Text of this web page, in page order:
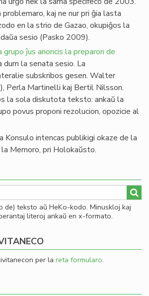
kaj ne nur pri ĝia lasta
en la strio de Gazao, okupiĝos la
sesio (Pasko 2009).
grupo ĵus anoncis la preparon de
dum la senata sesio. La
subskribos gesen. Walter
Perla Martinelli kaj Bertil Nilsson.
la sola diskutota teksto: ankaŭ la
povus proponi rezolucion, opozicie al
Konsulo intencas publikigi okaze de la
Memoro, pri Holokaŭsto.
de) teksto aŭ HeKo-kodo. Minuskloj kaj
literoj ankaŭ en x-formato.
per la reta formularo.